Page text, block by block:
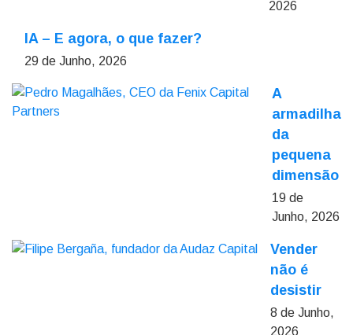
2026
IA – E agora, o que fazer?
29 de Junho, 2026
A
armadilha
da
pequena
dimensão
19 de
Junho, 2026
Vender
não é
desistir
8 de Junho,
2026